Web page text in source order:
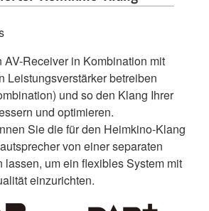
Receiver in Kombination mit
Leistungsverstärker betreiben
und so den Klang Ihrer
und optimieren.
Sie die für den Heimkino-Klang
von einer separaten
lassen, um ein flexibles System mit
einzurichten.